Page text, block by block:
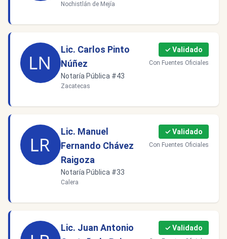
Nochistlán de Mejía
Lic. Carlos Pinto
Núñez
Notaría Pública #43
Zacatecas
✓ Validado
Con Fuentes Oficiales
Lic. Manuel
Fernando Chávez
Raigoza
Notaría Pública #33
Calera
✓ Validado
Con Fuentes Oficiales
Lic. Juan Antonio
✓ Validado